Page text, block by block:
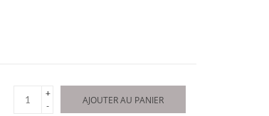
+
-
AJOUTER AU PANIER